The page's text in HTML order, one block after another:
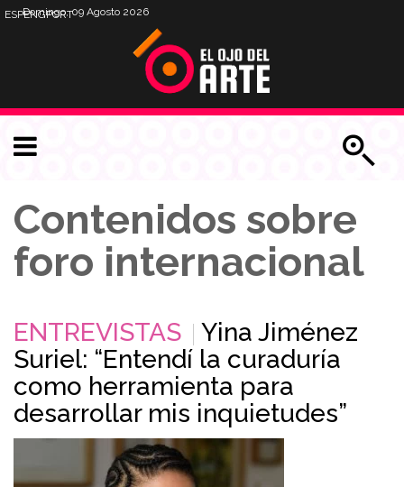
Domingo, 09 Agosto 2026
ESPENGPORT
Contenidos sobre
foro internacional
ENTREVISTAS
Yina Jiménez
Suriel: “Entendí la curaduría
como herramienta para
desarrollar mis inquietudes”